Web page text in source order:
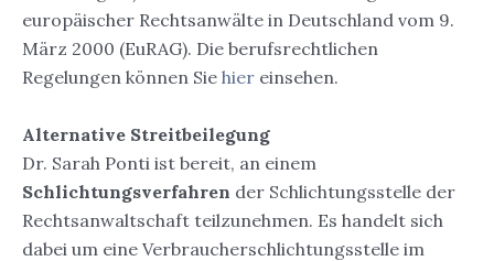
europäischer Rechtsanwälte in Deutschland vom 9.
März 2000 (EuRAG). Die berufsrechtlichen
Regelungen können Sie hier einsehen.
Alternative Streitbeilegung
Dr. Sarah Ponti ist bereit, an einem
Schlichtungsverfahren der Schlichtungsstelle der
Rechtsanwaltschaft teilzunehmen. Es handelt sich
dabei um eine Verbraucherschlichtungsstelle im